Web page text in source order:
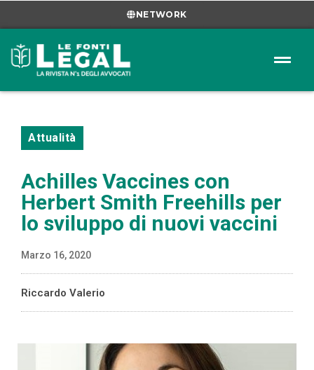
NETWORK
Attualità
Achilles Vaccines con
Herbert Smith Freehills per
lo sviluppo di nuovi vaccini
Marzo 16, 2020
Riccardo Valerio